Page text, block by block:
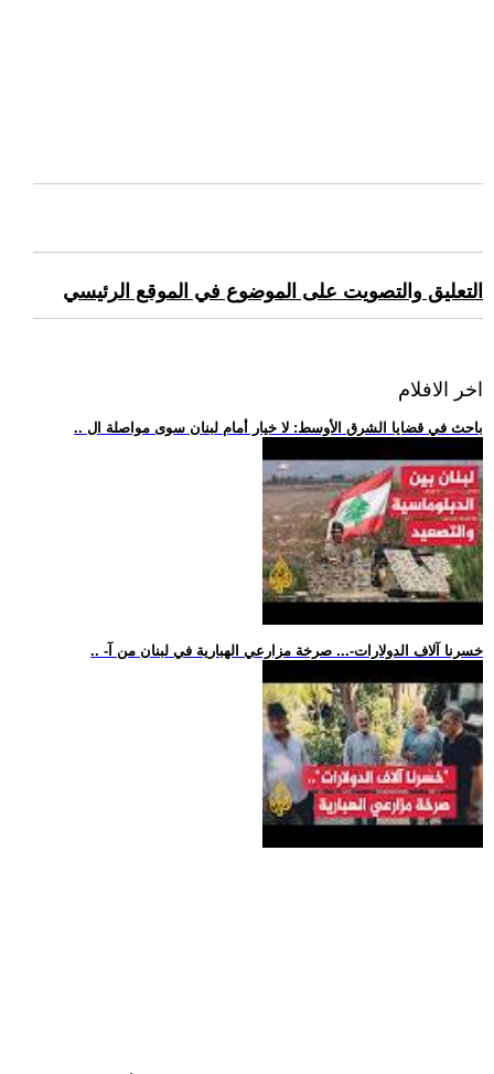
التعليق والتصويت على الموضوع في الموقع الرئيسي
اخر الافلام
.. باحث في قضايا الشرق الأوسط: لا خيار أمام لبنان سوى مواصلة ال
.. -خسرنا آلاف الدولارات-... صرخة مزارعي الهبارية في لبنان من آ